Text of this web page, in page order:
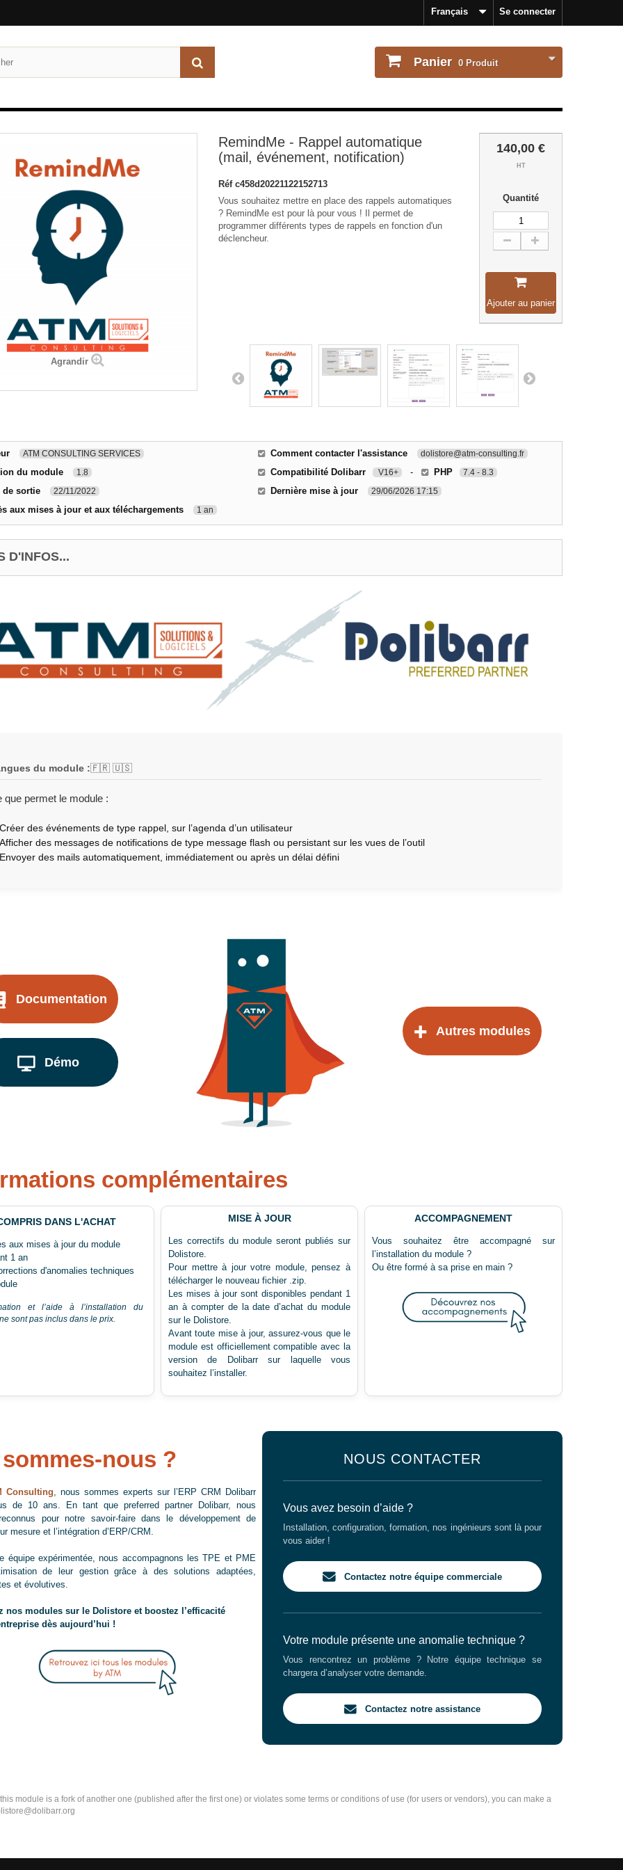
Se connecter
Français
Panier 0 Produit
Agrandir
RemindMe - Rappel automatique
(mail, événement, notification)
Réf c458d20221122152713
Vous souhaitez mettre en place des rappels automatiques
? RemindMe est pour là pour vous ! Il permet de
programmer différents types de rappels en fonction d'un
déclencheur.
140,00 €
HT
Quantité
Ajouter au panier
ATM CONSULTING SERVICES
du module 1.8
de sortie 22/11/2022
aux mises à jour et aux téléchargements 1 an
Comment contacter l'assistance dolistore@atm-consulting.fr
Compatibilité Dolibarr V16+ - PHP 7.4 - 8.3
Dernière mise à jour 29/06/2026 17:15
D'INFOS...
du module :🇫🇷 🇺🇸
que permet le module :
Créer des événements de type rappel, sur l’agenda d’un utilisateur
Afficher des messages de notifications de type message flash ou persistant sur les vues de l’outil
Envoyer des mails automatiquement, immédiatement ou après un délai défini
Documentation
Démo
Autres modules
complémentaires
DANS L'ACHAT
aux mises à jour du module
1 an
d'anomalies techniques
et l’aide à l’installation du
sont pas inclus dans le prix.
MISE À JOUR
Les correctifs du module seront publiés sur
Dolistore.
Pour mettre à jour votre module, pensez à
télécharger le nouveau fichier .zip.
Les mises à jour sont disponibles pendant 1
an à compter de la date d’achat du module
sur le Dolistore.
Avant toute mise à jour, assurez-vous que le
module est officiellement compatible avec la
version de Dolibarr sur laquelle vous
souhaitez l’installer.
ACCOMPAGNEMENT
Vous souhaitez être accompagné sur
l’installation du module ?
Ou être formé à sa prise en main ?
nous ?
Consulting, nous sommes experts sur l’ERP CRM Dolibarr
de 10 ans. En tant que preferred partner Dolibarr, nous
pour notre savoir-faire dans le développement de
mesure et l’intégration d’ERP/CRM.
équipe expérimentée, nous accompagnons les TPE et PME
de leur gestion grâce à des solutions adaptées,
et évolutives.
nos modules sur le Dolistore et boostez l’efficacité
dès aujourd’hui !
NOUS CONTACTER
Vous avez besoin d’aide ?
Installation, configuration, formation, nos ingénieurs sont là pour
vous aider !
Contactez notre équipe commerciale
Votre module présente une anomalie technique ?
Vous rencontrez un problème ? Notre équipe technique se
chargera d’analyser votre demande.
Contactez notre assistance
module is a fork of another one (published after the first one) or violates some terms or conditions of use (for users or vendors), you can make a